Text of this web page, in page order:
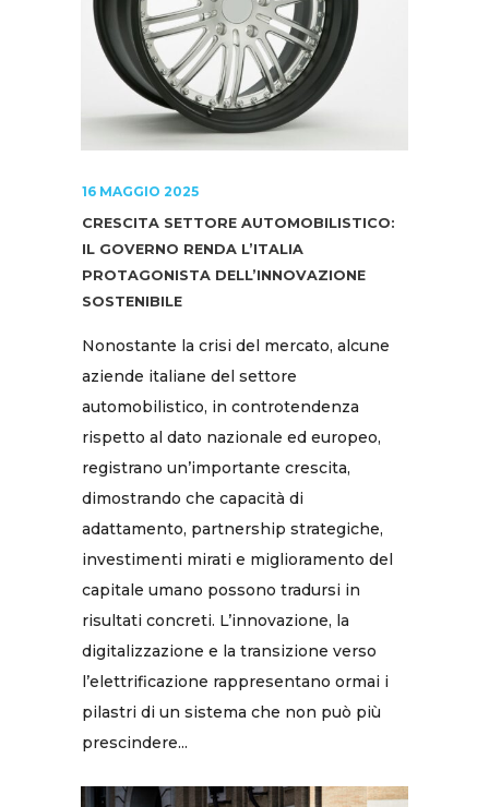
16 MAGGIO 2025
CRESCITA SETTORE AUTOMOBILISTICO:
IL GOVERNO RENDA L’ITALIA
PROTAGONISTA DELL’INNOVAZIONE
SOSTENIBILE
Nonostante la crisi del mercato, alcune
aziende italiane del settore
automobilistico, in controtendenza
rispetto al dato nazionale ed europeo,
registrano un’importante crescita,
dimostrando che capacità di
adattamento, partnership strategiche,
investimenti mirati e miglioramento del
capitale umano possono tradursi in
risultati concreti. L’innovazione, la
digitalizzazione e la transizione verso
l’elettrificazione rappresentano ormai i
pilastri di un sistema che non può più
prescindere...